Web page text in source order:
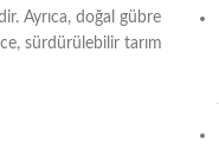
Ayrıca, doğal gübre
sürdürülebilir tarım